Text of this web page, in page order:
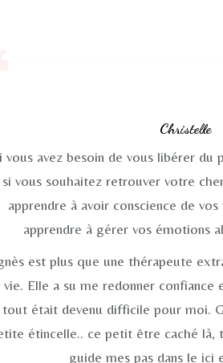
Christelle
vous avez besoin de vous libérer du
si vous souhaitez retrouver votre
apprendre à avoir conscience de
apprendre à gérer vos émotions
est plus que une thérapeute
vie. Elle a su me redonner confiance
tout était devenu difficile pour moi.
étincelle.. ce petit être caché là,
guide mes pas dans le ici